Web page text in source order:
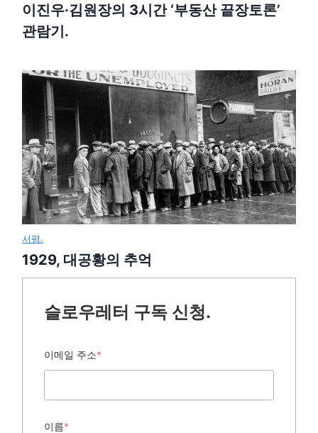
이진우·김원장의 3시간 ‘부동산 끝장토론’
관람기.
서평.
1929, 대공황의 추억
슬로우레터 구독 신청.
이메일 주소*
이름*